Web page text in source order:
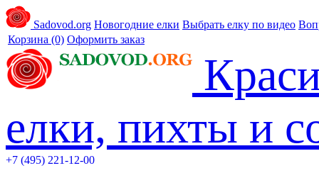
Sadovod.org Новогодние елки Выбрать елку по видео
Корзина (0) Оформить заказ
елки, пихты и
+7 (495) 221-12-00